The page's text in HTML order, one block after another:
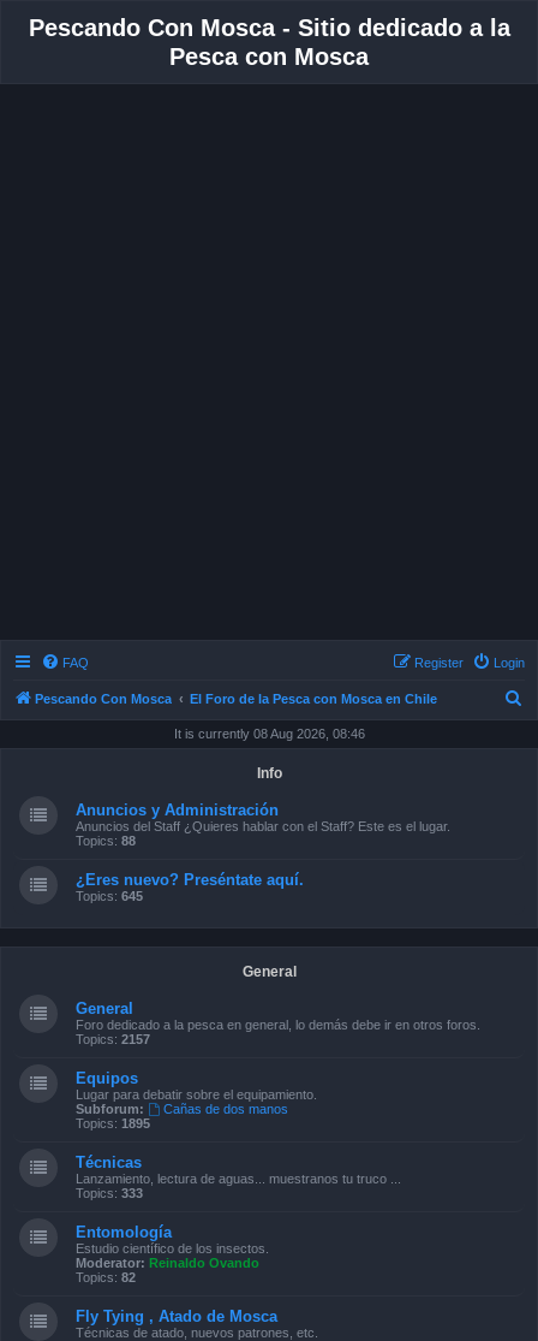
Pescando Con Mosca - Sitio dedicado a la
Pesca con Mosca
FAQ Login
Register
Pescando Con Mosca El Foro de la Pesca con Mosca en Chile
It is currently 08 Aug 2026, 08:46
Info
Anuncios y Administración
Anuncios del Staff ¿Quieres hablar con el Staff? Este es el lugar.
Topics: 88
¿Eres nuevo? Preséntate aquí.
Topics: 645
General
General
Foro dedicado a la pesca en general, lo demás debe ir en otros foros.
Topics: 2157
Equipos
Lugar para debatir sobre el equipamiento.
Subforum:
Cañas de dos manos
Topics: 1895
Técnicas
Lanzamiento, lectura de aguas... muestranos tu truco ...
Topics: 333
Entomología
Estudio científico de los insectos.
Moderator: Reinaldo Ovando
Topics: 82
Fly Tying , Atado de Mosca
Técnicas de atado, nuevos patrones, etc.